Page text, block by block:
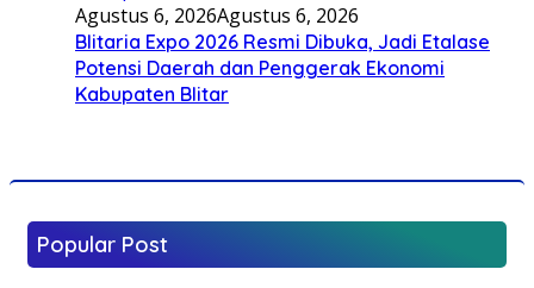
Agustus 6, 2026Agustus 6, 2026
Blitaria Expo 2026 Resmi Dibuka, Jadi Etalase
Potensi Daerah dan Penggerak Ekonomi
Kabupaten Blitar
Popular Post